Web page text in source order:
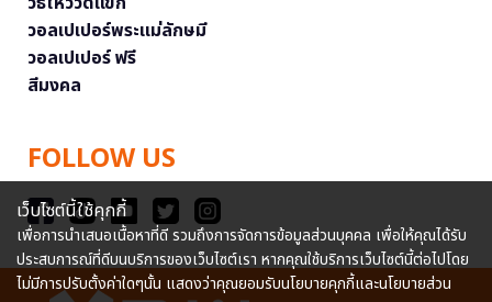
วอลเปเปอร์พระแม่ลักษมี
วอลเปเปอร์ ฟรี
สีมงคล
FOLLOW US
เว็บไซต์นี้ใช้คุกกี้
เพื่อการนำเสนอเนื้อหาที่ดี รวมถึงการจัดการข้อมูลส่วนบุคคล เพื่อให้คุณได้รับ
ประสบการณ์ที่ดีบนบริการของเว็บไซต์เรา หากคุณใช้บริการเว็บไซต์นี้ต่อไปโดย
ไม่มีการปรับตั้งค่าใดๆนั้น แสดงว่าคุณยอมรับนโยบายคุกกี้และนโยบายส่วน